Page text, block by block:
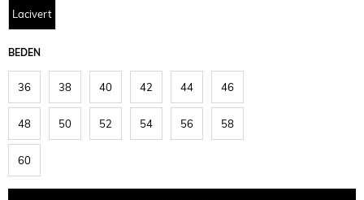
Lacivert
BEDEN
36 38 40 42 44 46
48 50 52 54 56 58
60